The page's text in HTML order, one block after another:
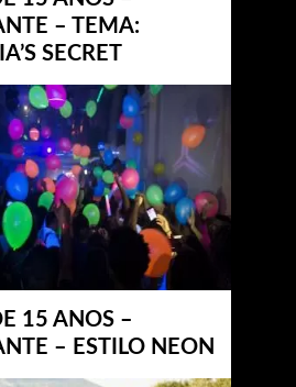
– TEMA:
SECRET
15 ANOS –
– ESTILO NEON